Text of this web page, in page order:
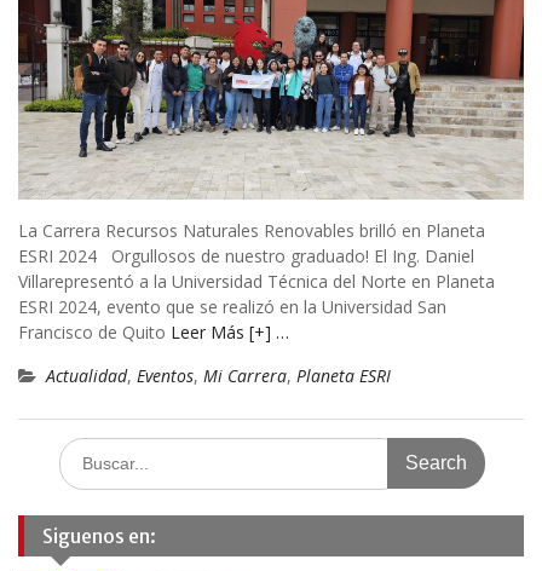
La Carrera Recursos Naturales Renovables brilló en Planeta
ESRI 2024 Orgullosos de nuestro graduado! El Ing. Daniel
Villarepresentó a la Universidad Técnica del Norte en Planeta
ESRI 2024, evento que se realizó en la Universidad San
Francisco de Quito Leer Más [+] …
Actualidad, Eventos, Mi Carrera, Planeta ESRI
Search
for:
Siguenos en: